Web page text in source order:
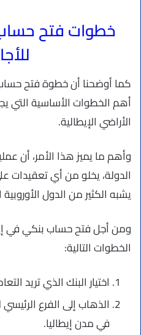
خطوات فتح
كما أوضحنا أن خطوة فتح
أهم الخطوات الأساسية التي
الأراضي الإيطالية.
وأهم ما يميز هذا الأمر، أن
الدولة، يخلو من أي تعقيدات
يشبه الكثير من الدول الأوروبية
ومن أجل فتح حساب بنكي في
الخطوات التالية:
اختيار البنك الذي تريد
الذهاب إلى الفرع الرئيسي
في مدن إيطاليا.